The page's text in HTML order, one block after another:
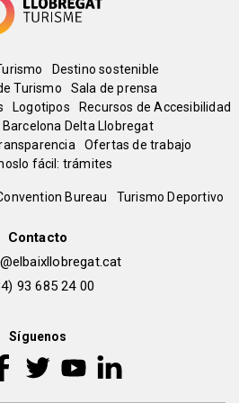
Destino sostenible
Turismo
Sala de prensa
Logotipos
Recursos de Accesibilidad
Barcelona Delta Llobregat
Ofertas de trabajo
fácil: trámites
Bureau Turismo Deportivo
Contacto
93 685 24 00
Síguenos